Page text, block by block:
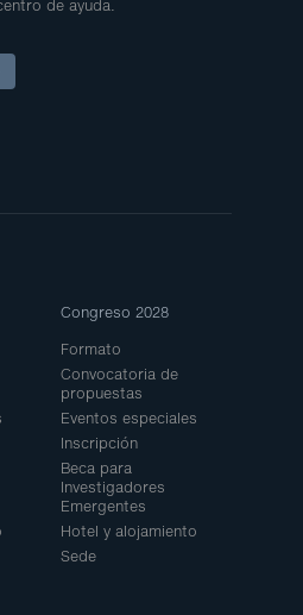
de ayuda.
Congreso 2028
Formato
Convocatoria de
propuestas
Eventos especiales
Inscripción
Beca para
Investigadores
Emergentes
Hotel y alojamiento
Sede